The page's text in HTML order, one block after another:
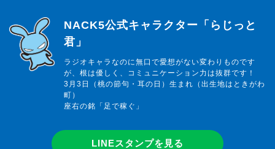
らじっと君
NACK5公式キャラクター「らじっと
君」
ラジオキャラなのに無口で愛想がない変わりものです
が、根は優しく、コミュニケーション力は抜群です！
3月3日（桃の節句・耳の日）生まれ（出生地はときがわ
町）
座右の銘「足で稼ぐ」
LINEスタンプを見る